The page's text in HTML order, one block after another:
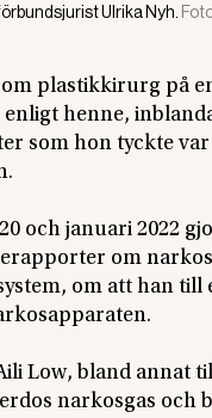
Ulrika Nyh.
plastikkirurg på
henne,
som hon tyckte
och januari 2022
om
om att han till
Low, bland annat
narkosgas och